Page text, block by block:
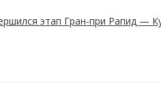
этап Гран-при Рапид —